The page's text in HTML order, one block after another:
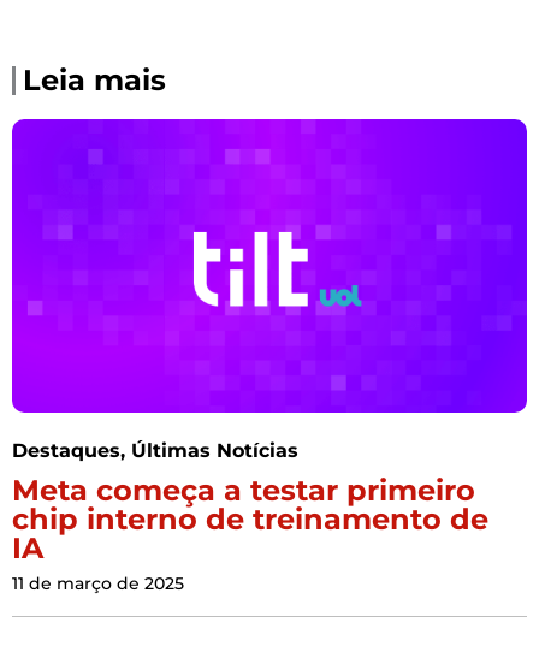
Leia mais
Destaques, Últimas Notícias
Meta começa a testar primeiro
chip interno de treinamento de
IA
11 de março de 2025